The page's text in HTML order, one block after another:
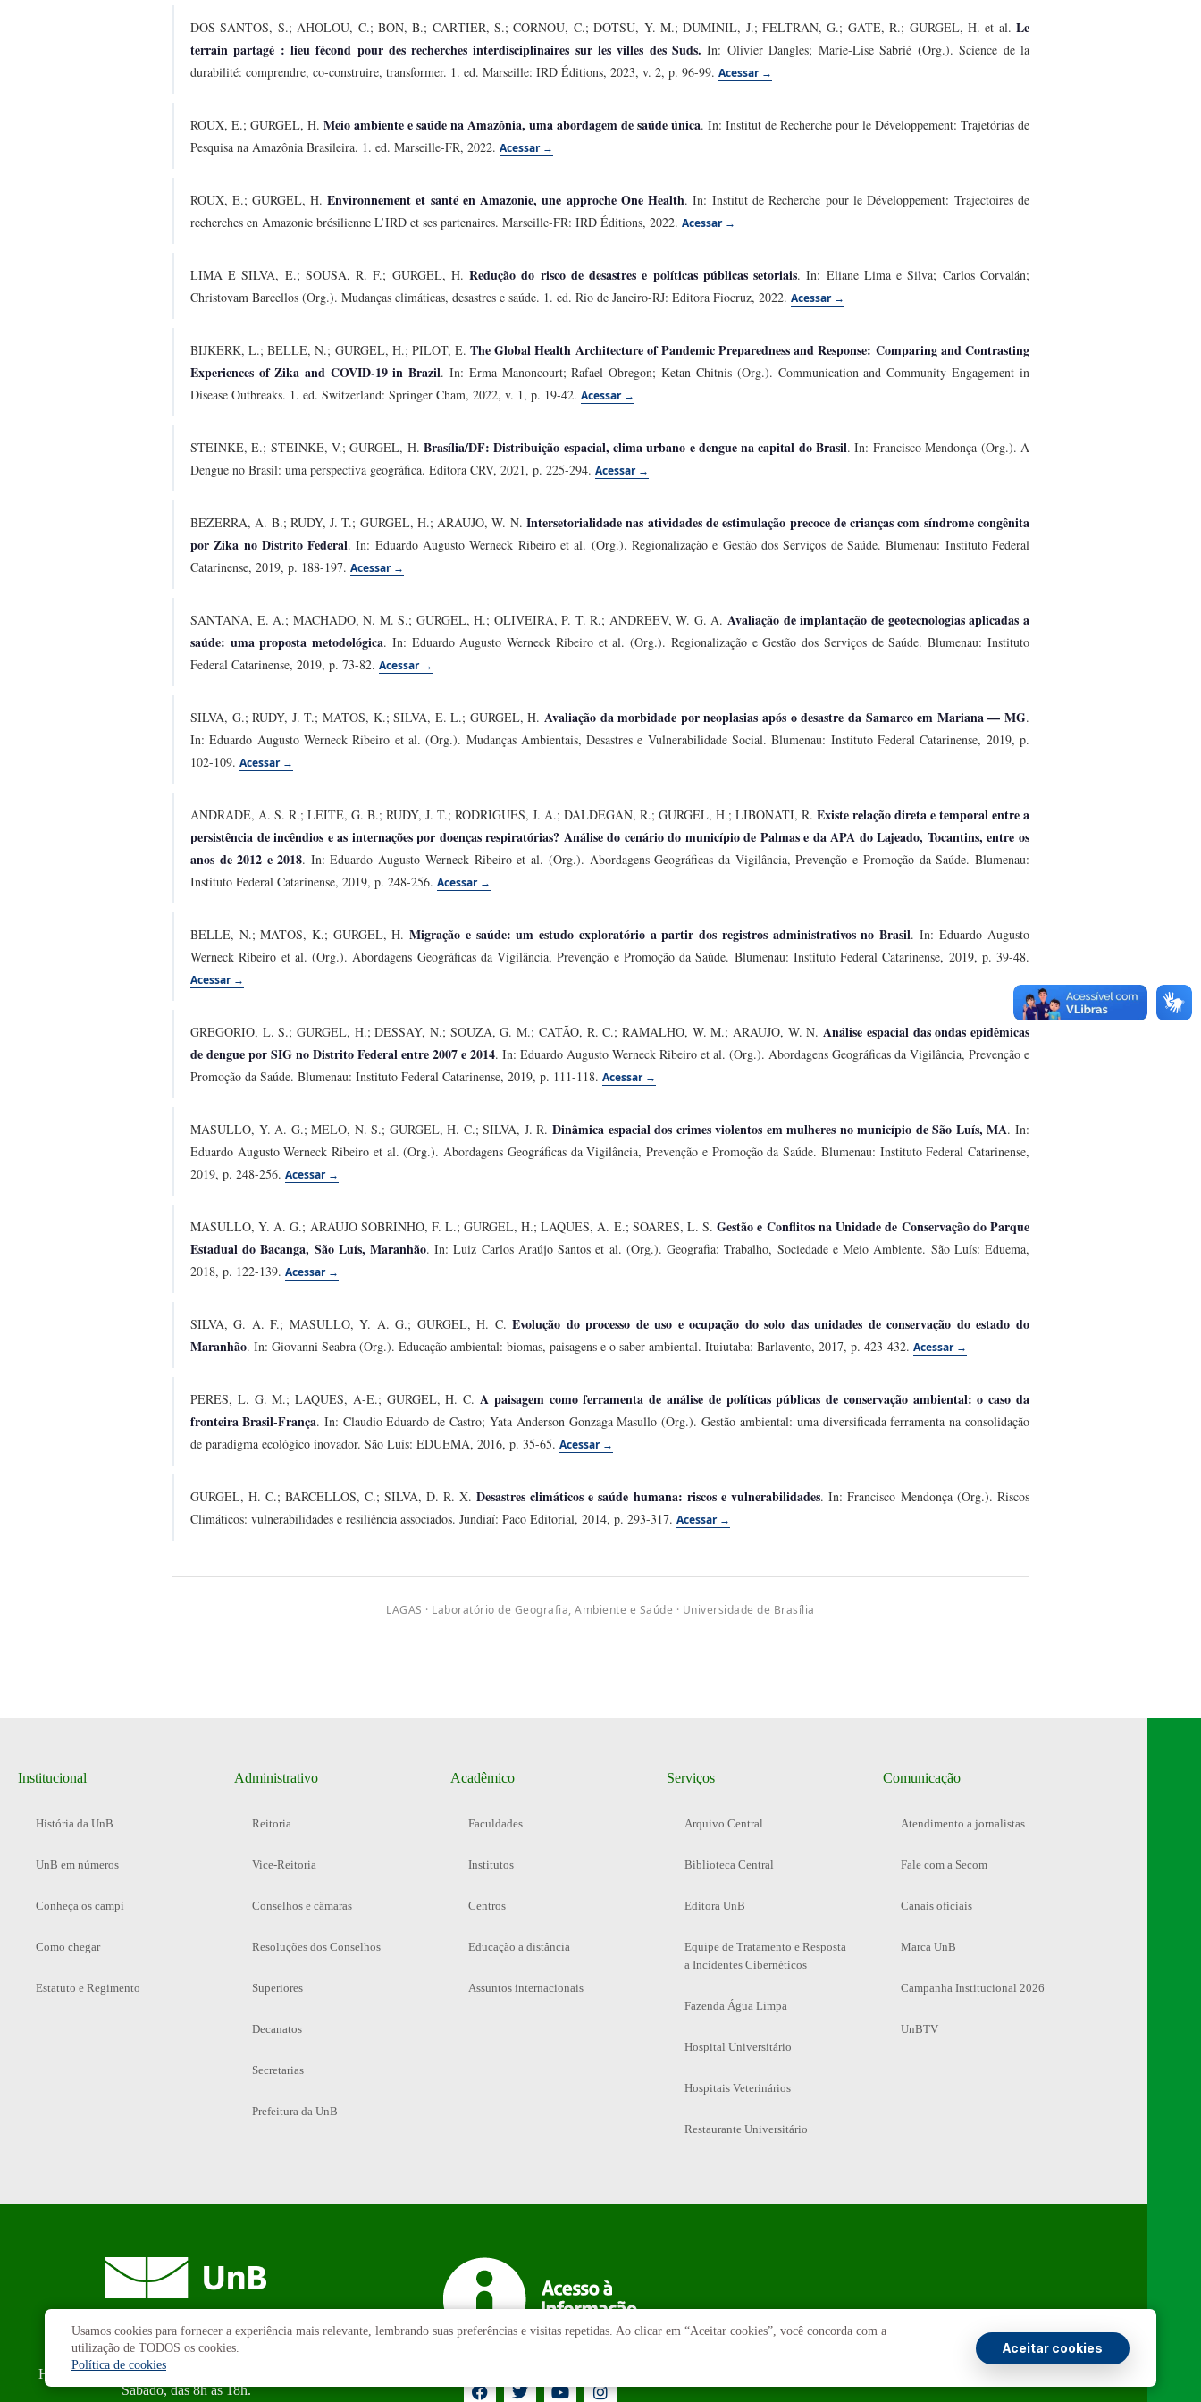
DOS SANTOS, S.; AHOLOU, C.; BON, B.; CARTIER, S.; CORNOU, C.; DOTSU, Y. M.; DUMINIL, J.; FELTRAN, G.; GATE, R.; GURGEL, H. et al. Le
terrain partagé : lieu fécond pour des recherches interdisciplinaires sur les villes des Suds. In: Olivier Dangles; Marie-Lise Sabrié (Org.). Science de la
durabilité: comprendre, co-construire, transformer. 1. ed. Marseille: IRD Éditions, 2023, v. 2, p. 96-99. Acessar →
ROUX, E.; GURGEL, H. Meio ambiente e saúde na Amazônia, uma abordagem de saúde única. In: Institut de Recherche pour le Développement: Trajetórias de
Pesquisa na Amazônia Brasileira. 1. ed. Marseille-FR, 2022. Acessar →
ROUX, E.; GURGEL, H. Environnement et santé en Amazonie, une approche One Health. In: Institut de Recherche pour le Développement: Trajectoires de
recherches en Amazonie brésilienne L’IRD et ses partenaires. Marseille-FR: IRD Éditions, 2022. Acessar →
LIMA E SILVA, E.; SOUSA, R. F.; GURGEL, H. Redução do risco de desastres e políticas públicas setoriais. In: Eliane Lima e Silva; Carlos Corvalán;
Christovam Barcellos (Org.). Mudanças climáticas, desastres e saúde. 1. ed. Rio de Janeiro-RJ: Editora Fiocruz, 2022. Acessar →
BIJKERK, L.; BELLE, N.; GURGEL, H.; PILOT, E. The Global Health Architecture of Pandemic Preparedness and Response: Comparing and Contrasting
Experiences of Zika and COVID-19 in Brazil. In: Erma Manoncourt; Rafael Obregon; Ketan Chitnis (Org.). Communication and Community Engagement in
Disease Outbreaks. 1. ed. Switzerland: Springer Cham, 2022, v. 1, p. 19-42. Acessar →
STEINKE, E.; STEINKE, V.; GURGEL, H. Brasília/DF: Distribuição espacial, clima urbano e dengue na capital do Brasil. In: Francisco Mendonça (Org.). A
Dengue no Brasil: uma perspectiva geográfica. Editora CRV, 2021, p. 225-294. Acessar →
BEZERRA, A. B.; RUDY, J. T.; GURGEL, H.; ARAUJO, W. N. Intersetorialidade nas atividades de estimulação precoce de crianças com síndrome congênita
por Zika no Distrito Federal. In: Eduardo Augusto Werneck Ribeiro et al. (Org.). Regionalização e Gestão dos Serviços de Saúde. Blumenau: Instituto Federal
Catarinense, 2019, p. 188-197. Acessar →
SANTANA, E. A.; MACHADO, N. M. S.; GURGEL, H.; OLIVEIRA, P. T. R.; ANDREEV, W. G. A. Avaliação de implantação de geotecnologias aplicadas a
saúde: uma proposta metodológica. In: Eduardo Augusto Werneck Ribeiro et al. (Org.). Regionalização e Gestão dos Serviços de Saúde. Blumenau: Instituto
Federal Catarinense, 2019, p. 73-82. Acessar →
SILVA, G.; RUDY, J. T.; MATOS, K.; SILVA, E. L.; GURGEL, H. Avaliação da morbidade por neoplasias após o desastre da Samarco em Mariana — MG.
In: Eduardo Augusto Werneck Ribeiro et al. (Org.). Mudanças Ambientais, Desastres e Vulnerabilidade Social. Blumenau: Instituto Federal Catarinense, 2019, p.
102-109. Acessar →
ANDRADE, A. S. R.; LEITE, G. B.; RUDY, J. T.; RODRIGUES, J. A.; DALDEGAN, R.; GURGEL, H.; LIBONATI, R. Existe relação direta e temporal entre a
persistência de incêndios e as internações por doenças respiratórias? Análise do cenário do município de Palmas e da APA do Lajeado, Tocantins, entre os
anos de 2012 e 2018. In: Eduardo Augusto Werneck Ribeiro et al. (Org.). Abordagens Geográficas da Vigilância, Prevenção e Promoção da Saúde. Blumenau:
Instituto Federal Catarinense, 2019, p. 248-256. Acessar →
BELLE, N.; MATOS, K.; GURGEL, H. Migração e saúde: um estudo exploratório a partir dos registros administrativos no Brasil. In: Eduardo Augusto
Werneck Ribeiro et al. (Org.). Abordagens Geográficas da Vigilância, Prevenção e Promoção da Saúde. Blumenau: Instituto Federal Catarinense, 2019, p. 39-48.
Acessar →
GREGORIO, L. S.; GURGEL, H.; DESSAY, N.; SOUZA, G. M.; CATÃO, R. C.; RAMALHO, W. M.; ARAUJO, W. N. Análise espacial das ondas epidêmicas
de dengue por SIG no Distrito Federal entre 2007 e 2014. In: Eduardo Augusto Werneck Ribeiro et al. (Org.). Abordagens Geográficas da Vigilância, Prevenção e
Promoção da Saúde. Blumenau: Instituto Federal Catarinense, 2019, p. 111-118. Acessar →
MASULLO, Y. A. G.; MELO, N. S.; GURGEL, H. C.; SILVA, J. R. Dinâmica espacial dos crimes violentos em mulheres no município de São Luís, MA. In:
Eduardo Augusto Werneck Ribeiro et al. (Org.). Abordagens Geográficas da Vigilância, Prevenção e Promoção da Saúde. Blumenau: Instituto Federal Catarinense,
2019, p. 248-256. Acessar →
MASULLO, Y. A. G.; ARAUJO SOBRINHO, F. L.; GURGEL, H.; LAQUES, A. E.; SOARES, L. S. Gestão e Conflitos na Unidade de Conservação do Parque
Estadual do Bacanga, São Luís, Maranhão. In: Luiz Carlos Araújo Santos et al. (Org.). Geografia: Trabalho, Sociedade e Meio Ambiente. São Luís: Eduema,
2018, p. 122-139. Acessar →
SILVA, G. A. F.; MASULLO, Y. A. G.; GURGEL, H. C. Evolução do processo de uso e ocupação do solo das unidades de conservação do estado do
Maranhão. In: Giovanni Seabra (Org.). Educação ambiental: biomas, paisagens e o saber ambiental. Ituiutaba: Barlavento, 2017, p. 423-432. Acessar →
PERES, L. G. M.; LAQUES, A-E.; GURGEL, H. C. A paisagem como ferramenta de análise de políticas públicas de conservação ambiental: o caso da
fronteira Brasil-França. In: Claudio Eduardo de Castro; Yata Anderson Gonzaga Masullo (Org.). Gestão ambiental: uma diversificada ferramenta na consolidação
de paradigma ecológico inovador. São Luís: EDUEMA, 2016, p. 35-65. Acessar →
GURGEL, H. C.; BARCELLOS, C.; SILVA, D. R. X. Desastres climáticos e saúde humana: riscos e vulnerabilidades. In: Francisco Mendonça (Org.). Riscos
Climáticos: vulnerabilidades e resiliência associados. Jundiaí: Paco Editorial, 2014, p. 293-317. Acessar →
LAGAS · Laboratório de Geografia, Ambiente e Saúde · Universidade de Brasília
Institucional
História da UnB
UnB em números
Conheça os campi
Como chegar
Estatuto e Regimento
Administrativo
Reitoria
Vice-Reitoria
Conselhos e câmaras
Resoluções dos Conselhos
Superiores
Decanatos
Secretarias
Prefeitura da UnB
Acadêmico
Faculdades
Institutos
Centros
Educação a distância
Assuntos internacionais
Serviços
Arquivo Central
Biblioteca Central
Editora UnB
Equipe de Tratamento e Resposta
a Incidentes Cibernéticos
Fazenda Água Limpa
Hospital Universitário
Hospitais Veterinários
Restaurante Universitário
Comunicação
Atendimento a jornalistas
Fale com a Secom
Canais oficiais
Marca UnB
Campanha Institucional 2026
UnBTV
Campus Universitário Darcy Ribeiro
Brasília-DF | CEP 70910-900
Horário de funcionamento: de 2ª a 6ª, das 7h às 23h.
Sábado, das 8h às 18h.
Transparência e Prestação de Contas
Usamos cookies para fornecer a experiência mais relevante, lembrando suas preferências e visitas repetidas. Ao clicar em “Aceitar cookies”, você concorda com a
utilização de TODOS os cookies.
Política de cookies
Aceitar cookies